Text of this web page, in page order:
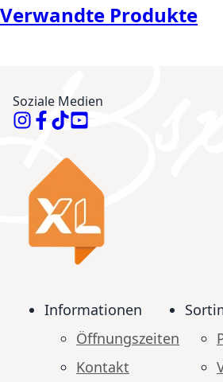
Verwandte Produkte
Soziale Medien
Informationen
Öffnungszeiten
Kontakt